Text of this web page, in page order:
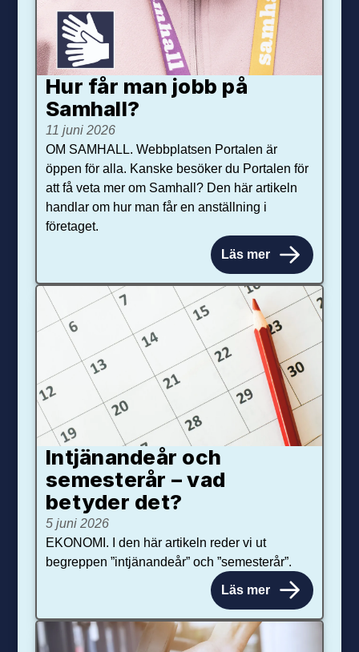
Hur får man jobb på
Samhall?
11 juni 2026
OM SAMHALL. Webbplatsen Portalen är
öppen för alla. Kanske besöker du Portalen för
att få veta mer om Samhall? Den här artikeln
handlar om hur man får en anställning i
företaget.
Läs mer
Intjänandeår och
semesterår – vad
betyder det?
5 juni 2026
EKONOMI. I den här artikeln reder vi ut
begreppen ”intjänandeår” och ”semesterår”.
Läs mer